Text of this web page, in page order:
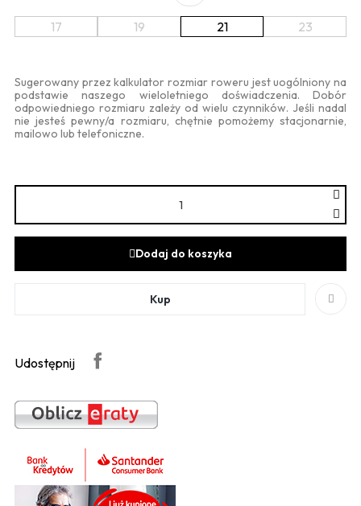
17 19 21 23
Sugerowany przez kalkulator rozmiar roweru jest uogólniony na
podstawie naszego wieloletniego doświadczenia. Dobór
odpowiedniego rozmiaru zależy od wielu czynników. Jeśli nadal
nie jesteś pewny/a rozmiaru, chętnie pomożemy stacjonarnie,
mailowo lub telefoniczne.
Dodaj do koszyka
Kup
Udostępnij